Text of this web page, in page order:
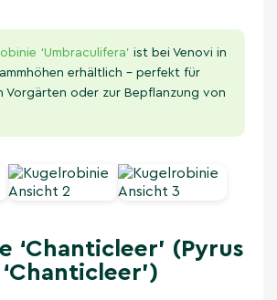
‘Umbraculifera’ ist bei Venovi in
erhältlich – perfekt für
Vorgärten oder zur Bepflanzung von
‘Chanticleer’ (Pyrus